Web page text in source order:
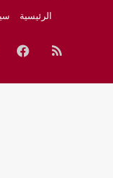
الرئيسية
ملخص
الموقع